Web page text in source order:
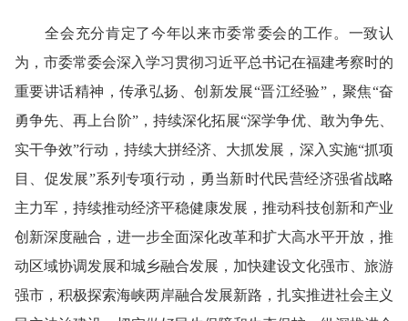
全会充分肯定了今年以来市委常委会的工作。一致认
为，市委常委会深入学习贯彻习近平总书记在福建考察时的
重要讲话精神，传承弘扬、创新发展“晋江经验”，聚焦“奋
勇争先、再上台阶”，持续深化拓展“深学争优、敢为争先、
实干争效”行动，持续大拼经济、大抓发展，深入实施“抓项
目、促发展”系列专项行动，勇当新时代民营经济强省战略
主力军，持续推动经济平稳健康发展，推动科技创新和产业
创新深度融合，进一步全面深化改革和扩大高水平开放，推
动区域协调发展和城乡融合发展，加快建设文化强市、旅游
强市，积极探索海峡两岸融合发展新路，扎实推进社会主义